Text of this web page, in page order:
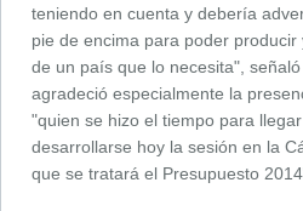
teniendo en cuenta y debería
pie de encima para poder
de un país que lo necesita",
agradeció especialmente la
"quien se hizo el tiempo para
desarrollarse hoy la sesión en la
que se tratará el Presupuesto